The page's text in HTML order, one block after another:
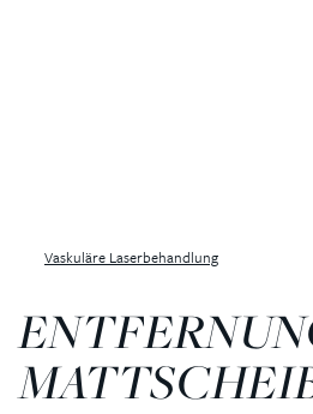
Vaskuläre Laserbehandlung